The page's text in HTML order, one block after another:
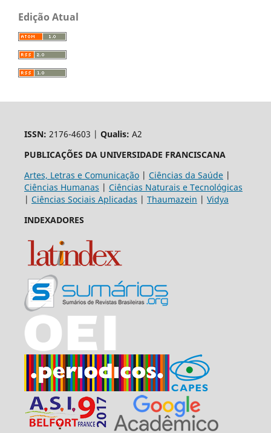
Edição Atual
ISSN: 2176-4603 | Qualis: A2
PUBLICAÇÕES DA UNIVERSIDADE FRANCISCANA
Artes, Letras e Comunicação| Ciências da Saúde|
Ciências Humanas | Ciências Naturais e Tecnológicas
| Ciências Sociais Aplicadas | Thaumazein | Vidya
INDEXADORES